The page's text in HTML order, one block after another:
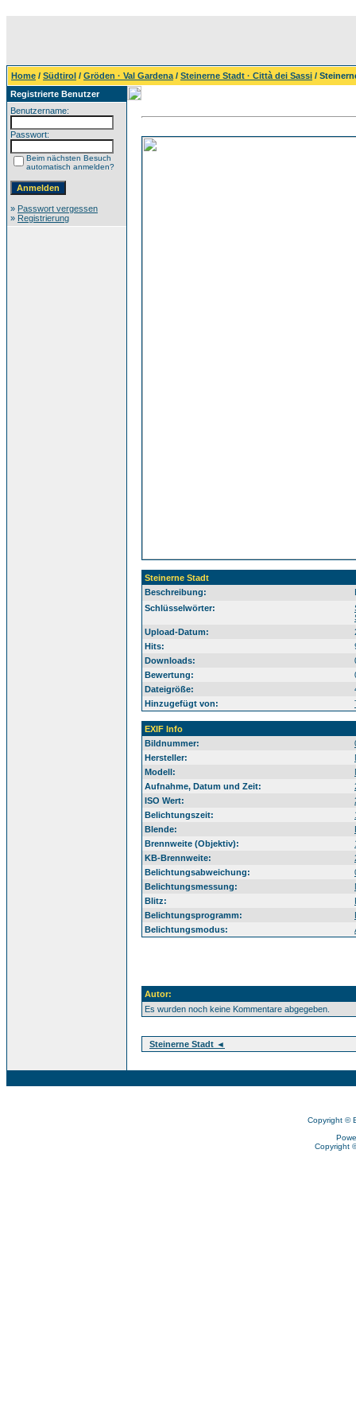
Home / Südtirol / Gröden · Val Gardena / Steinerne Stadt · Città dei Sassi /
Registrierte Benutzer
Benutzername:
Passwort:
Beim nächsten Besuch
automatisch anmelden?
» Passwort vergessen
» Registrierung
Steinerne Stadt
Beschreibung:
Schlüsselwörter:
Upload-Datum:
Hits:
Downloads:
Bewertung:
Dateigröße:
Hinzugefügt von:
EXIF Info
Bildnummer:
Hersteller:
Modell:
Aufnahme, Datum und Zeit:
ISO Wert:
Belichtungszeit:
Blende:
Brennweite (Objektiv):
KB-Brennweite:
Belichtungsabweichung:
Belichtungsmessung:
Blitz:
Belichtungsprogramm:
Belichtungsmodus:
Autor:
Es wurden noch keine Kommentare abgegeben.
Steinerne Stadt ◄
Copyright ©
Copyright